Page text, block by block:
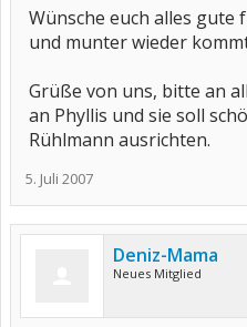
Wünsche euch alles gute
und munter wieder
Grüße von uns, bitte an
an Phyllis und sie soll
Rühlmann ausrichten.
5. Juli 2007
Deniz-Mama
Neues Mitglied